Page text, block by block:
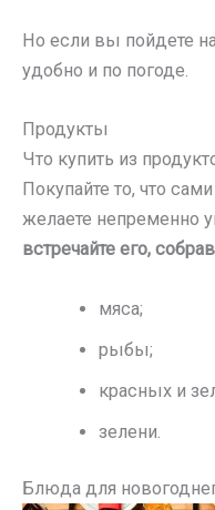
Но если вы пойдете
удобно и по погоде.
Продукты
Что купить из
Покупайте то, что
желаете непременно
встречайте его,
мяса;
рыбы;
красных и
зелени.
Блюда для